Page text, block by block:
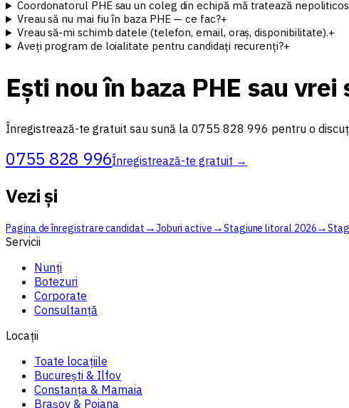
Coordonatorul PHE sau un coleg din echipă mă tratează
Vreau să nu mai fiu în baza PHE — ce fac?+
Vreau să-mi schimb datele (telefon, email, oraș, disponibilitate).+
Aveți program de loialitate pentru candidați recurenți?+
Ești nou în baza PHE sau
Înregistrează-te gratuit sau sună la 0755 828 996 pentru o
0755 828 996Înregistrează-te gratuit →
Vezi și
Pagina de înregistrare candidat →Joburi active →Stagiune litoral 2026→
Servicii
Nunți
Botezuri
Corporate
Consultanță
Locații
Toate locațiile
București & Ilfov
Constanța & Mamaia
Brașov & Poiana